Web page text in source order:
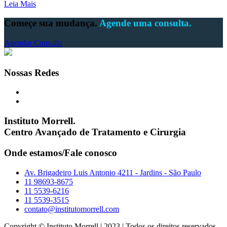
Leia Mais
Começe sua mudança. Agende uma consulta.
Agendar Consulta
Nossas Redes
Instituto Morrell.
Centro Avançado de Tratamento e Cirurgia
Onde estamos/Fale conosco
Av. Brigadeiro Luis Antonio 4211 - Jardins - São Paulo
11 98693-8675
11 5539-6216
11 5539-3515
contato@institutomorrell.com